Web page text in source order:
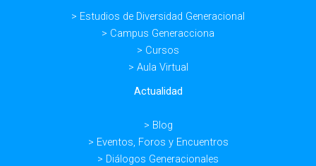
> Estudios de Diversidad Generacional
> Campus Generacciona
> Cursos
> Aula Virtual
Actualidad
> Blog
> Eventos, Foros y Encuentros
> Diálogos Generacionales